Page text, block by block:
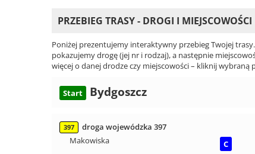
PRZEBIEG TRASY - DROGI I MIEJSCOWOŚCI
Poniżej prezentujemy interaktywny przebieg Twojej
pokazujemy drogę (jej nr i rodzaj), a następnie
więcej o danej drodze czy miejscowości – kliknij wybraną
Start Bydgoszcz
397
droga wojewódzka 397
Makowiska
C